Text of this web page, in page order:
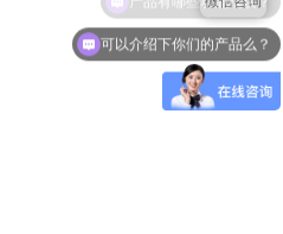
可以介绍下你们的产品么？